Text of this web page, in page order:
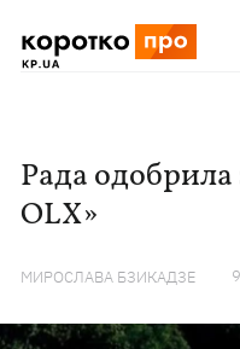
Рада одобрила
OLX»
МИРОСЛАВА БЗИКАДЗЕ